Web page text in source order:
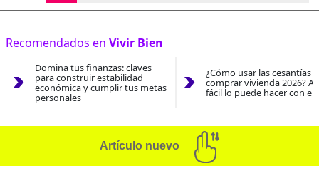
Recomendados en Vivir Bien
Domina tus finanzas: claves
para construir estabilidad
económica y cumplir tus metas
personales
¿Cómo usar las cesantías
comprar vivienda 2026?
fácil lo puede hacer con el
Artículo nuevo